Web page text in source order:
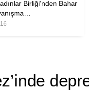
Birliği’nden Bahar